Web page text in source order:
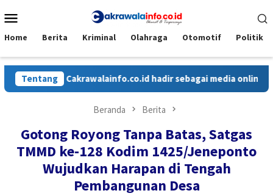
ke
Mobile
Home Berita Kriminal Olahraga Otomotif Politik
Tentang
Cakrawalainfo.co.id hadir sebagai media online yang
Beranda Berita
Gotong Royong Tanpa Batas, Satgas
TMMD ke-128 Kodim 1425/Jeneponto
Wujudkan Harapan di Tengah
Pembangunan Desa